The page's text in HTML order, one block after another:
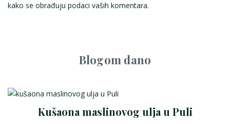
kako se obrađuju podaci vaših komentara.
Blogom dano
Kušaona maslinovog ulja u Puli